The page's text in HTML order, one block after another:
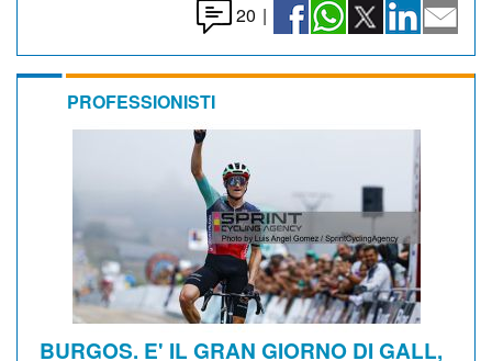
20 |
PROFESSIONISTI
BURGOS. E' IL GRAN GIORNO DI GALL,